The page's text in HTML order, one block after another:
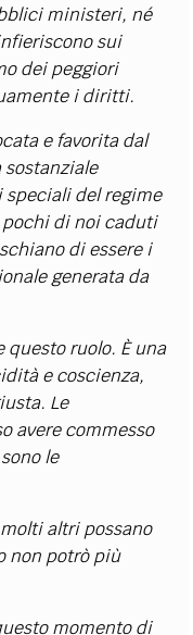
ministeri, né
sui
dei peggiori
i diritti.
e favorita dal
sostanziale
del regime
di noi caduti
di essere i
generata da
ruolo. È una
e coscienza,
Le
avere commesso
le
altri possano
non potrò più
momento di